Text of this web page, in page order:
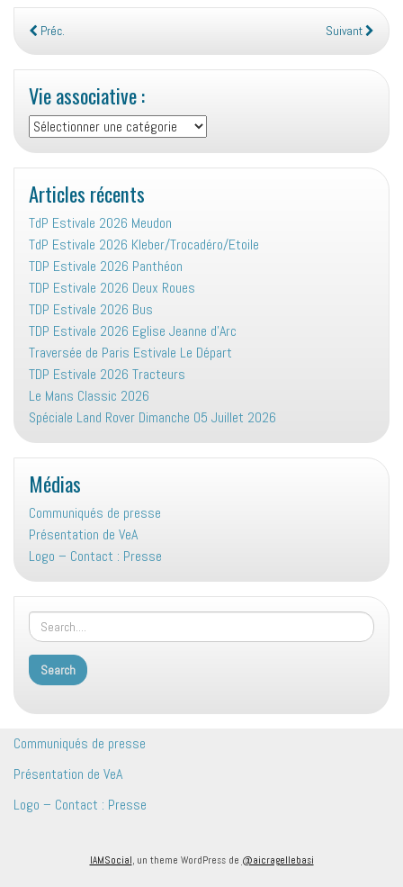
Préc. Suivant
Vie associative :
Vie
associative
:
Articles récents
TdP Estivale 2026 Meudon
TdP Estivale 2026 Kleber/Trocadéro/Etoile
TDP Estivale 2026 Panthéon
TDP Estivale 2026 Deux Roues
TDP Estivale 2026 Bus
TDP Estivale 2026 Eglise Jeanne d’Arc
Traversée de Paris Estivale Le Départ
TDP Estivale 2026 Tracteurs
Le Mans Classic 2026
Spéciale Land Rover Dimanche 05 Juillet 2026
Médias
Communiqués de presse
Présentation de VeA
Logo – Contact : Presse
Communiqués de presse
Présentation de VeA
Logo – Contact : Presse
IAMSocial, un theme WordPress de @aicragellebasi